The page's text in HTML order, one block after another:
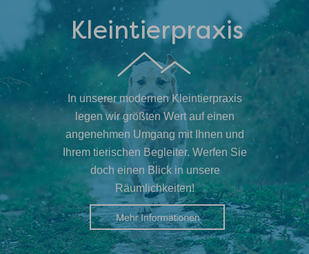
Kleintierpraxis
In unserer modernen Kleintierpraxis
legen wir größten Wert auf einen
angenehmen Umgang mit Ihnen und
Ihrem tierischen Begleiter. Werfen Sie
doch einen Blick in unsere
Räumlichkeiten!